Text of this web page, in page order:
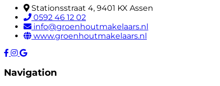
Stationsstraat 4, 9401 KX Assen
0592 46 12 02
info@groenhoutmakelaars.nl
www.groenhoutmakelaars.nl
Navigation